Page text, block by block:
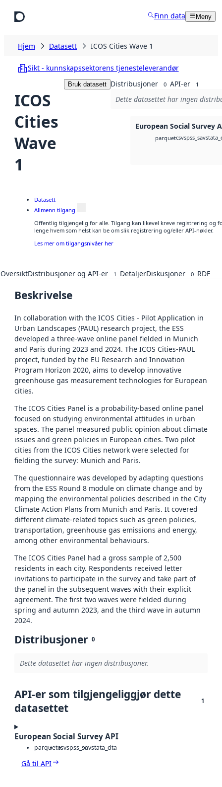
Finn data Meny
Hjem Datasett ICOS Cities Wave 1
Sikt - kunnskapssektorens tjenesteleverandør
ICOS
Cities
Wave
1
Bruk datasett Distribusjoner 0 API-er 1
Dette datasettet har ingen
European Social Survey
parquetcsvspss_sav
Datasett
Allmenn tilgang
Offentlig tilgjengelig for alle. Tilgang kan likevel kreve registrering og
lenge hvem som helst kan be om slik registrering og/eller API-nøkler.
Les mer om tilgangsnivåer her
OversiktDistribusjoner og API-er 1 DetaljerDiskusjoner 0 RDF
Beskrivelse
In collaboration with the ICOS Cities - Pilot Application in
Urban Landscapes (PAUL) research project, the ESS
developed a three-wave online panel fielded in Munich
and Paris during 2023 and 2024. The ICOS Cities-PAUL
project, funded by the EU Research and Innovation
Program Horizon 2020, aims to develop innovative
greenhouse gas measurement technologies for European
cities.
The ICOS Cities Panel is a probability-based online panel
focused on studying environmental attitudes in urban
spaces. The panel measured public opinion about climate
issues and green policies in European cities. Two pilot
cities from the ICOS Cities network were selected for
fielding the survey: Munich and Paris.
The questionnaire was developed by adapting questions
from the ESS Round 8 module on climate change and by
mapping the environmental policies described in the City
Climate Action Plans from Munich and Paris. It covered
different climate-related topics such as green policies,
transportation, greenhouse gas emissions and energy,
among other environmental behaviours.
The ICOS Cities Panel had a gross sample of 2,500
residents in each city. Respondents received letter
invitations to participate in the survey and take part of
the panel in the subsequent waves with their explicit
agreement. The first two waves were fielded during
spring and autumn 2023, and the third wave in autumn
2024.
Distribusjoner 0
Dette datasettet har ingen distribusjoner.
API-er som tilgjengeliggjør dette
datasettet
1
European Social Survey API
parquetcsvspss_savstata_dta
Gå til API